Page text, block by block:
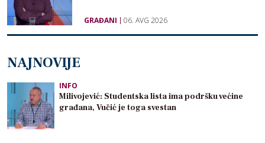
GRAĐANI 06. AVG 2026
NAJNOVIJE
INFO
Milivojević: Studentska lista ima podršku većine
građana, Vučić je toga svestan